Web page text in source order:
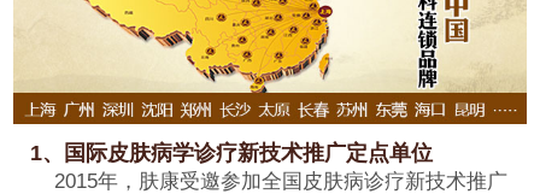
1、国际皮肤病学诊疗新技术推广定点单位
2015年，肤康受邀参加全国皮肤病诊疗新技术推广